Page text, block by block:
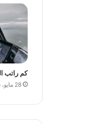
كم راتب
28 مايو، 2025